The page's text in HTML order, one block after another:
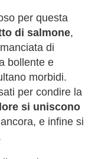
per questa
di salmone,
di
bollente e
morbidi.
per condire la
si uniscono
e infine si